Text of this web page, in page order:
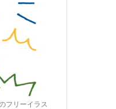
フリーイラス